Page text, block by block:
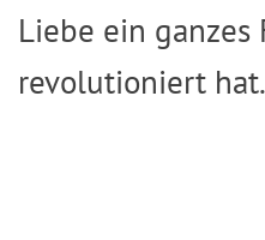
Liebe ein ganzes
revolutioniert hat.